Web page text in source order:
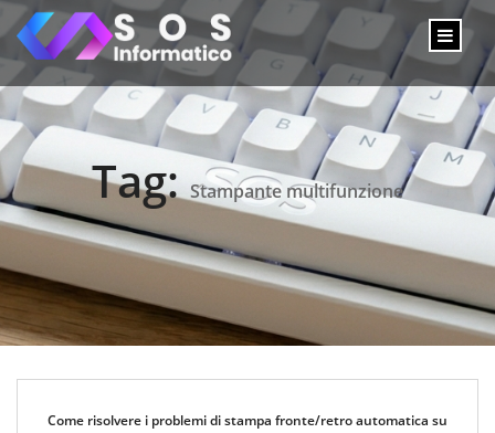
Tag:Stampante multifunzione
Come risolvere i problemi di stampa fronte/retro automatica su